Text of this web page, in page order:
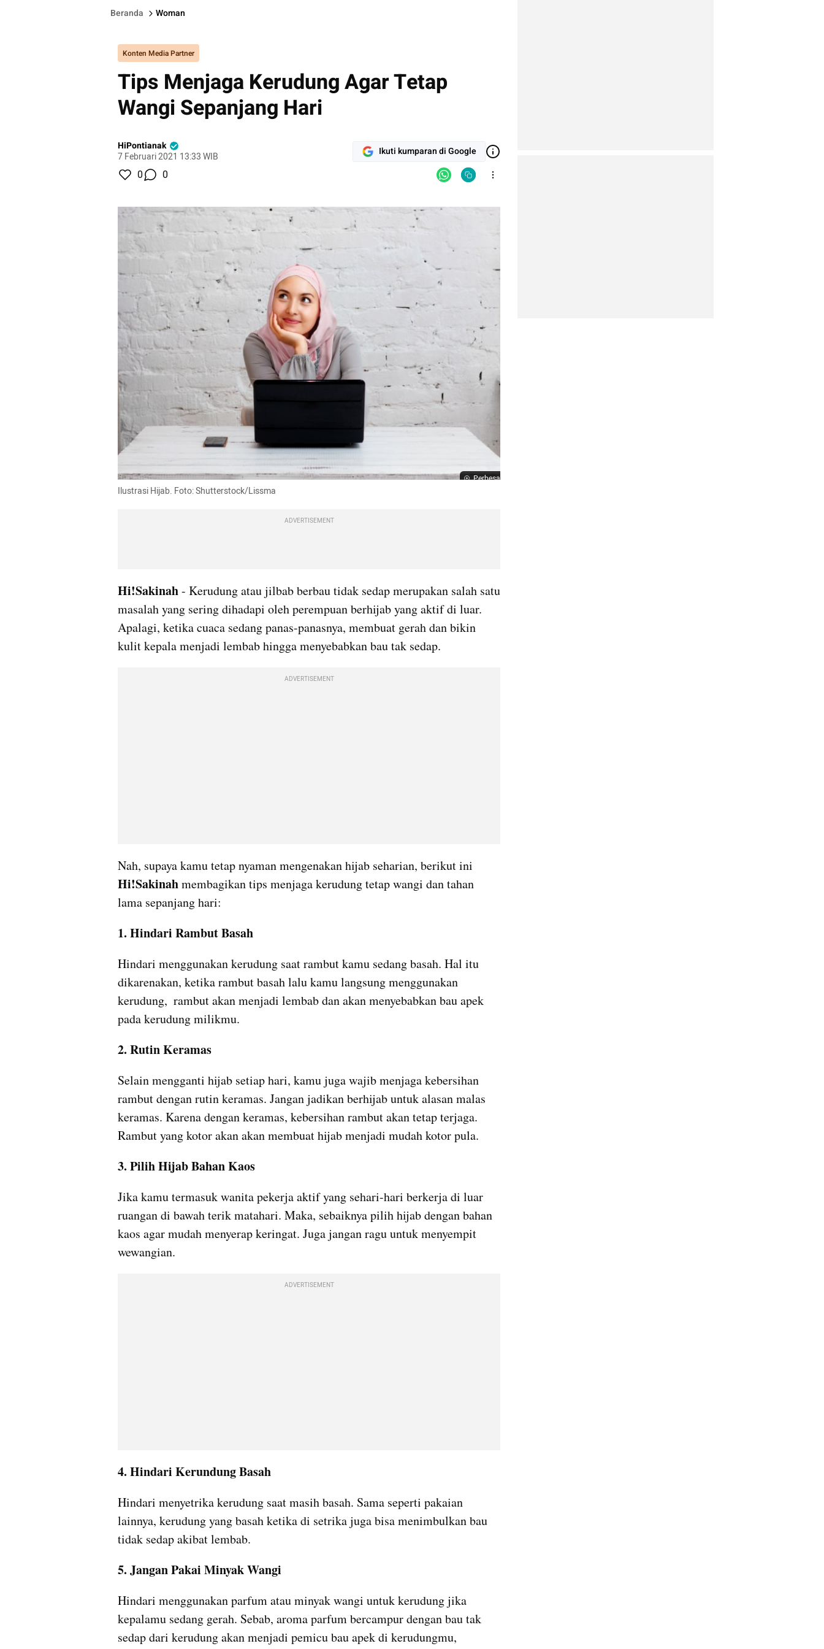
Beranda Woman
Konten Media Partner
Tips Menjaga Kerudung Agar Tetap
Wangi Sepanjang Hari
HiPontianak
7 Februari 2021 13:33 WIB
Ikuti kumparan di Google
0 0
Perbesar
Ilustrasi Hijab. Foto: Shutterstock/Lissma
ADVERTISEMENT
Hi!Sakinah - Kerudung atau jilbab berbau tidak sedap merupakan salah satu
masalah yang sering dihadapi oleh perempuan berhijab yang aktif di luar.
Apalagi, ketika cuaca sedang panas-panasnya, membuat gerah dan bikin
kulit kepala menjadi lembab hingga menyebabkan bau tak sedap.
ADVERTISEMENT
Hi!Sakinah membagikan tips menjaga kerudung tetap wangi dan tahan
lama sepanjang hari:
1. Hindari Rambut Basah
Hindari menggunakan kerudung saat rambut kamu sedang basah. Hal itu
dikarenakan, ketika rambut basah lalu kamu langsung menggunakan
kerudung,  rambut akan menjadi lembab dan akan menyebabkan bau apek
pada kerudung milikmu.
2. Rutin Keramas
Selain mengganti hijab setiap hari, kamu juga wajib menjaga kebersihan
rambut dengan rutin keramas. Jangan jadikan berhijab untuk alasan malas
keramas. Karena dengan keramas, kebersihan rambut akan tetap terjaga.
Rambut yang kotor akan akan membuat hijab menjadi mudah kotor pula.
3. Pilih Hijab Bahan Kaos
Jika kamu termasuk wanita pekerja aktif yang sehari-hari berkerja di luar
ruangan di bawah terik matahari. Maka, sebaiknya pilih hijab dengan bahan
kaos agar mudah menyerap keringat. Juga jangan ragu untuk menyempit
wewangian.
ADVERTISEMENT
4. Hindari Kerundung Basah
Hindari menyetrika kerudung saat masih basah. Sama seperti pakaian
lainnya, kerudung yang basah ketika di setrika juga bisa menimbulkan bau
tidak sedap akibat lembab.
5. Jangan Pakai Minyak Wangi
Hindari menggunakan parfum atau minyak wangi untuk kerudung jika
kepalamu sedang gerah. Sebab, aroma parfum bercampur dengan bau tak
sedap dari kerudung akan menjadi pemicu bau apek di kerudungmu,